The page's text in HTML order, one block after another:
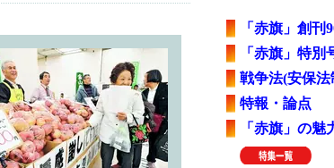
「赤旗」創刊
「赤旗」特別
戦争法(安保法
特報・論点
「赤旗」の魅